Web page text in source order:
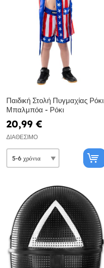
Παιδική Στολή Πυγμαχίας Ρόκι
Μπαλμπόα - Ρόκι
20,99 €
ΔΙΑΘΈΣΙΜΟ